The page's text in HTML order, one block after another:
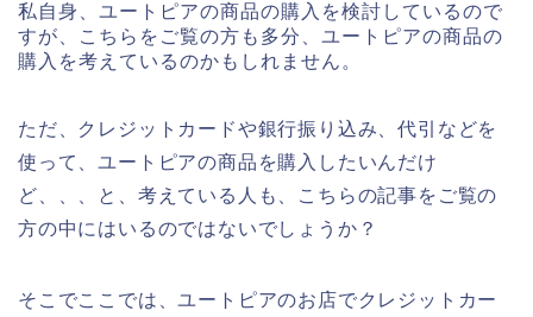
私自身、ユートピアの商品の購入を検討しているので
すが、こちらをご覧の方も多分、ユートピアの商品の
購入を考えているのかもしれません。
ただ、クレジットカードや銀行振り込み、代引などを
使って、ユートピアの商品を購入したいんだけ
ど、、、と、考えている人も、こちらの記事をご覧の
方の中にはいるのではないでしょうか？
そこでここでは、ユートピアのお店でクレジットカー